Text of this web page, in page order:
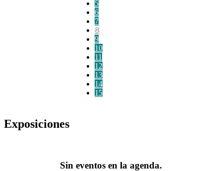
5
6
7
8
9
10
11
12
13
14
15
Exposiciones
Sin eventos en la agenda.